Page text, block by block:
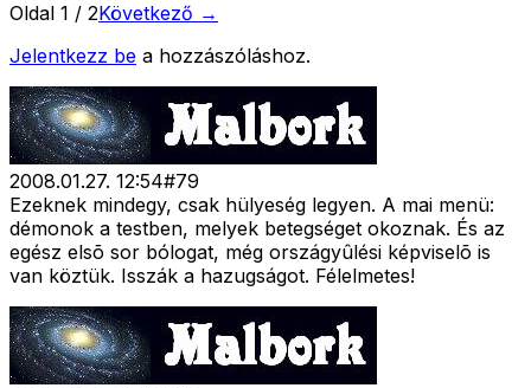
Oldal 1 / 2Következő →
Jelentkezz be a hozzászóláshoz.
2008.01.27. 12:54#79
Ezeknek mindegy, csak hülyeség legyen. A mai menü:
démonok a testben, melyek betegséget okoznak. És az
egész elsõ sor bólogat, még országyûlési képviselõ is
van köztük. Isszák a hazugságot. Félelmetes!